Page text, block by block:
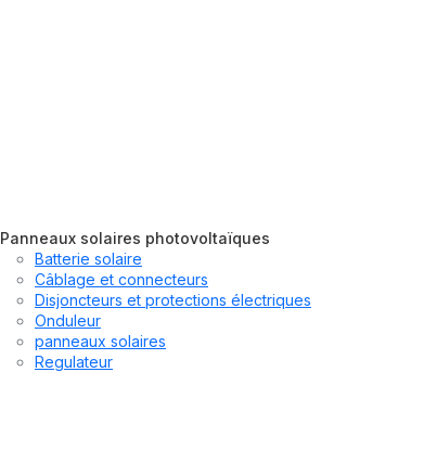
Panneaux solaires photovoltaïques
Batterie solaire
Câblage et connecteurs
Disjoncteurs et protections électriques
Onduleur
panneaux solaires
Regulateur